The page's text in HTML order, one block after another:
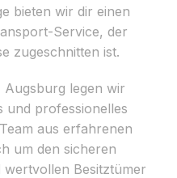
bieten wir dir einen
Service, der
zugeschnitten ist.
Augsburg legen wir
und professionelles
aus erfahrenen
um den sicheren
Besitztümer